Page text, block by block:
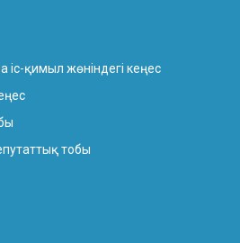
іс-қимыл жөніндегі кеңес
тобы